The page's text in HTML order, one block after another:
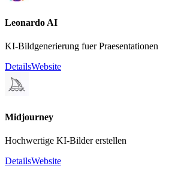
Leonardo AI
KI-Bildgenerierung fuer Praesentationen
DetailsWebsite
Midjourney
Hochwertige KI-Bilder erstellen
DetailsWebsite